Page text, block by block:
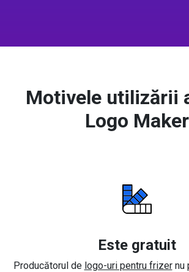
Motivele utilizării
Logo Maker
Este gratuit
Producătorul de logo-uri pentru frizernu